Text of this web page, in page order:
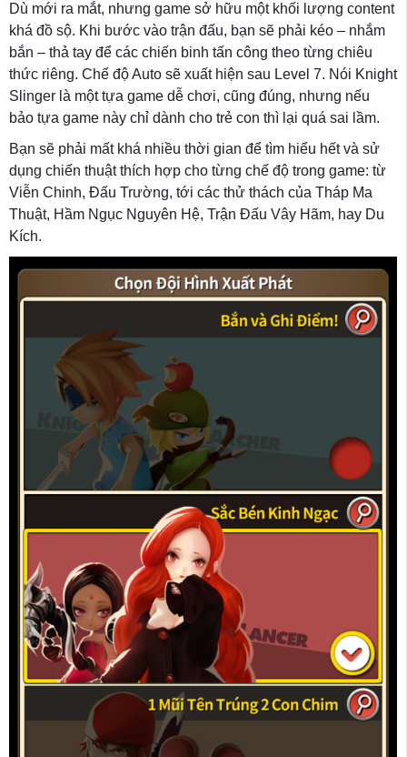
Dù mới ra mắt, nhưng game sở hữu một khối lượng content
khá đồ sộ. Khi bước vào trận đấu, bạn sẽ phải kéo – nhắm
bắn – thả tay để các chiến binh tấn công theo từng chiêu
thức riêng. Chế độ Auto sẽ xuất hiện sau Level 7. Nói Knight
Slinger là một tựa game dễ chơi, cũng đúng, nhưng nếu
bảo tựa game này chỉ dành cho trẻ con thì lại quá sai lầm.
Bạn sẽ phải mất khá nhiều thời gian để tìm hiểu hết và sử
dụng chiến thuật thích hợp cho từng chế độ trong game: từ
Viễn Chinh, Đấu Trường, tới các thử thách của Tháp Ma
Thuật, Hầm Ngục Nguyên Hệ, Trận Đấu Vây Hãm, hay Du
Kích.